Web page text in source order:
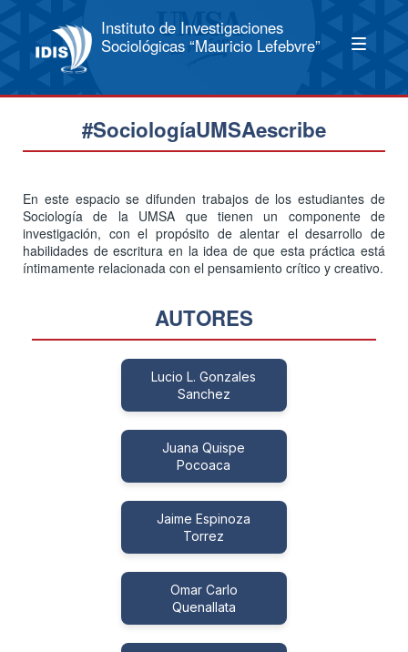
Instituto de Investigaciones
Sociológicas “Mauricio Lefebvre”
#SociologíaUMSAescribe
En este espacio se difunden trabajos de los estudiantes de
Sociología de la UMSA que tienen un componente de
investigación, con el propósito de alentar el desarrollo de
habilidades de escritura en la idea de que esta práctica está
íntimamente relacionada con el pensamiento crítico y creativo.
AUTORES
Lucio L. Gonzales
Sanchez
Juana Quispe
Pocoaca
Jaime Espinoza
Torrez
Omar Carlo
Quenallata